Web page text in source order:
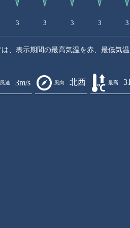
3 3 3 3 3
、表示期間の最高気温を赤、最低気温
風速 3m/s 風向 北西 最高